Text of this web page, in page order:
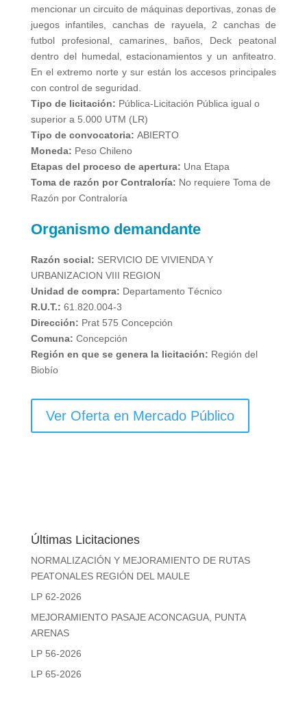
mencionar un circuito de máquinas deportivas, zonas de
juegos infantiles, canchas de rayuela, 2 canchas de
futbol profesional, camarines, baños, Deck peatonal
dentro del humedal, estacionamientos y un anfiteatro.
En el extremo norte y sur están los accesos principales
con control de seguridad.
Tipo de licitación: Pública-Licitación Pública igual o
superior a 5.000 UTM (LR)
Tipo de convocatoria: ABIERTO
Moneda: Peso Chileno
Etapas del proceso de apertura: Una Etapa
Toma de razón por Contraloría: No requiere Toma de
Razón por Contraloría
Organismo demandante
Razón social: SERVICIO DE VIVIENDA Y
URBANIZACION VIII REGION
Unidad de compra: Departamento Técnico
R.U.T.: 61.820.004-3
Dirección: Prat 575 Concepción
Comuna: Concepción
Región en que se genera la licitación: Región del
Biobío
Ver Oferta en Mercado Público
Últimas Licitaciones
NORMALIZACIÓN Y MEJORAMIENTO DE RUTAS
PEATONALES REGIÓN DEL MAULE
LP 62-2026
MEJORAMIENTO PASAJE ACONCAGUA, PUNTA
ARENAS
LP 56-2026
LP 65-2026